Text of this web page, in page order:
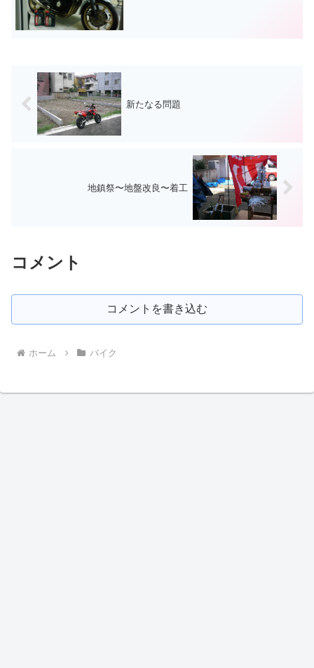
新たなる問題
地鎮祭〜地盤改良〜着工
コメント
コメントを書き込む
ホーム バイク